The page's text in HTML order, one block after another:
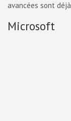
avancées sont
Microsoft